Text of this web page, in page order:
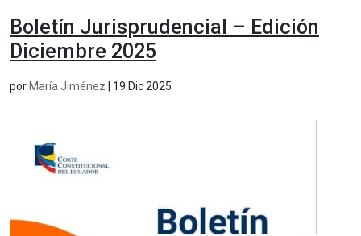
Boletín Jurisprudencial – Edición
Diciembre 2025
por María Jiménez 19 Dic 2025